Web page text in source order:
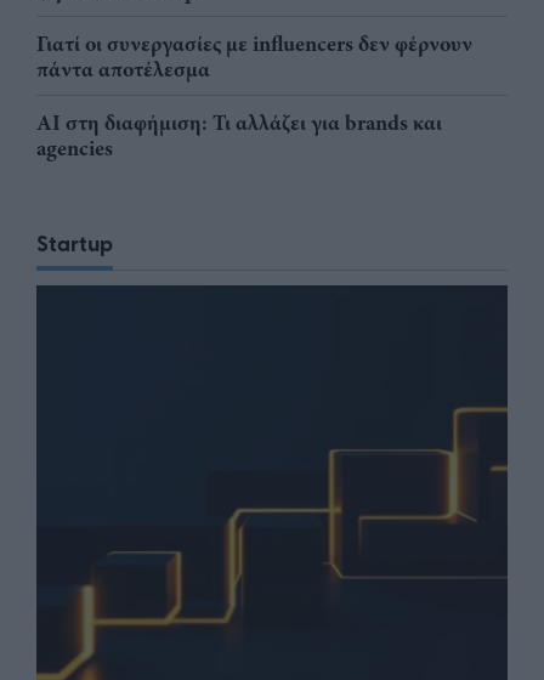
Γιατί οι συνεργασίες με influencers δεν φέρνουν
πάντα αποτέλεσμα
AI στη διαφήμιση: Τι αλλάζει για brands και
agencies
Startup